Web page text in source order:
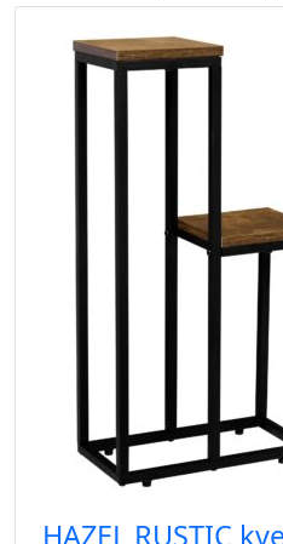
HAZEL RUSTIC